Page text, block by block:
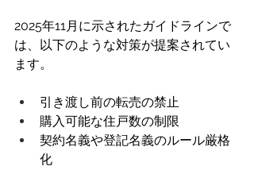
2025年11月に示されたガイドラインで
は、以下のような対策が提案されてい
ます。
引き渡し前の転売の禁止
購入可能な住戸数の制限
契約名義や登記名義のルール厳格
化